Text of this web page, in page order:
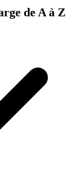
de A à Z